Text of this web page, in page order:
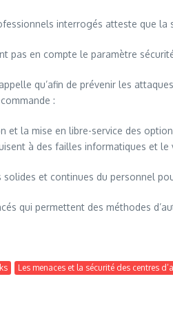
interrogés atteste que la
en compte le paramètre sécurité
qu’afin de prévenir les
:
mise en libre-service des options
à des failles informatiques et le
et continues du personnel pour
permettent des méthodes
Les menaces et la sécurité des centres